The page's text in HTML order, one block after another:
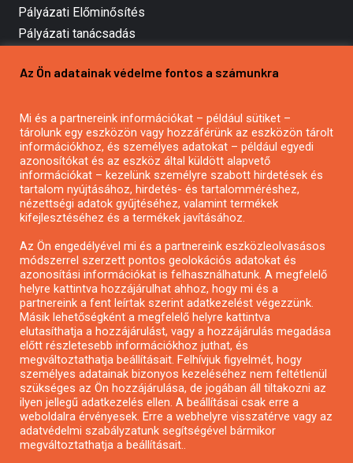
Pályázati Előminősítés
Pályázati tanácsadás
Mezőgazdasági pályázatírás
Pályázatírás civil szervezeteknek
Pályázatírás önkormányzatoknak
Pályázatfigyelés
Specifikus pályázatfigyelés vagy hírlevél
Pályázatok magánszemélyeknek
Pályázatok civil szervezeteknek
Pályázatok vállalkozásoknak
Önkormányzati pályázatok
Mezőgazdasági pályázatok
Falusi turizmus pályázatok
Napelem pályázatok
GINOP pályázatok
Az Ön adatainak védelme fontos a számunkra
Mi és a partnereink információkat – például sütiket –
tárolunk egy eszközön vagy hozzáférünk az eszközön tárolt
információkhoz, és személyes adatokat – például egyedi
azonosítókat és az eszköz által küldött alapvető
információkat – kezelünk személyre szabott hirdetések és
tartalom nyújtásához, hirdetés- és tartalomméréshez,
nézettségi adatok gyűjtéséhez, valamint termékek
kifejlesztéséhez és a termékek javításához.
Az Ön engedélyével mi és a partnereink eszközleolvasásos
módszerrel szerzett pontos geolokációs adatokat és
azonosítási információkat is felhasználhatunk. A megfelelő
helyre kattintva hozzájárulhat ahhoz, hogy mi és a
partnereink a fent leírtak szerint adatkezelést végezzünk.
Másik lehetőségként a megfelelő helyre kattintva
elutasíthatja a hozzájárulást, vagy a hozzájárulás megadása
előtt részletesebb információkhoz juthat, és
megváltoztathatja beállításait. Felhívjuk figyelmét, hogy
személyes adatainak bizonyos kezeléséhez nem feltétlenül
szükséges az Ön hozzájárulása, de jogában áll tiltakozni az
ilyen jellegű adatkezelés ellen. A beállításai csak erre a
weboldalra érvényesek. Erre a webhelyre visszatérve vagy az
adatvédelmi szabályzatunk segítségével bármikor
megváltoztathatja a beállításait..